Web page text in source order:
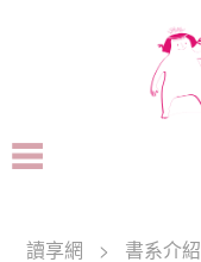
讀享網 > 書系介紹